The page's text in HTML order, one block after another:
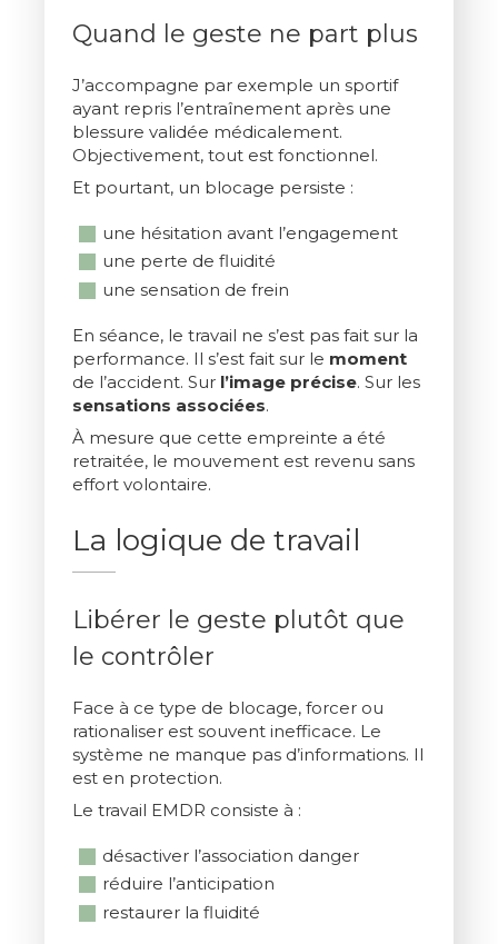
Quand le geste ne part plus
J’accompagne par exemple un sportif
ayant repris l’entraînement après une
blessure validée médicalement.
Objectivement, tout est fonctionnel.
Et pourtant, un blocage persiste :
une hésitation avant l’engagement
une perte de fluidité
une sensation de frein
En séance, le travail ne s’est pas fait sur la
performance. Il s’est fait sur le moment
de l’accident. Sur l’image précise. Sur les
sensations associées.
À mesure que cette empreinte a été
retraitée, le mouvement est revenu sans
effort volontaire.
La logique de travail
Libérer le geste plutôt que
le contrôler
Face à ce type de blocage, forcer ou
rationaliser est souvent inefficace. Le
système ne manque pas d’informations. Il
est en protection.
Le travail EMDR consiste à :
désactiver l’association danger
réduire l’anticipation
restaurer la fluidité